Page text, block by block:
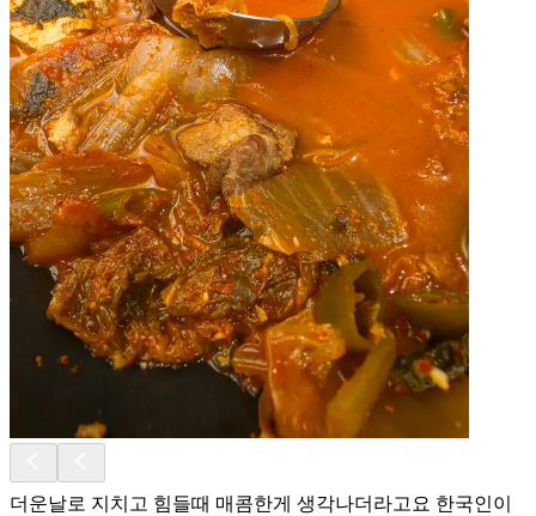
더운날로 지치고 힘들때 매콤한게 생각나더라고요 한국인이